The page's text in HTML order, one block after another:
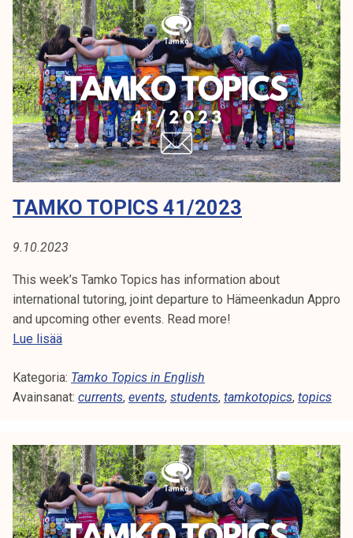
o
p
i
c
s
4
4
/
2
0
2
TAMKO TOPICS 41/2023
9.10.2023
This week’s Tamko Topics has information about
international tutoring, joint departure to Hämeenkadun Appro
and upcoming other events. Read more!
Lue lisääT
m
k
o
p
i
c
Kategoria: Tamko Topics in English
Avainsanat: currents, events, students, tamkotopics, topics